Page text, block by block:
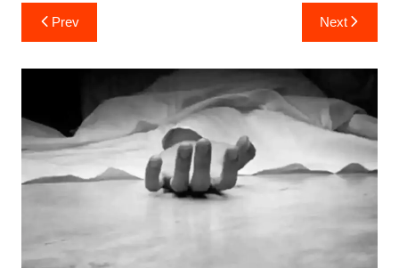
Post
navigation
Prev Next